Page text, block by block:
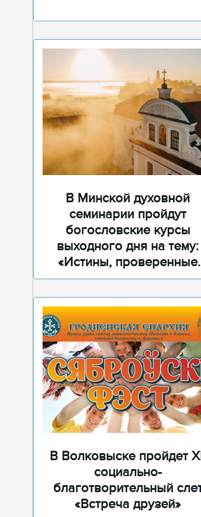
В Минской духовной
семинарии пройдут
богословские курсы
выходного дня на тему:
«Истины, проверенные
временем»
В Волковыске пройдет
социально-
благотворительный
«Встреча друзей»